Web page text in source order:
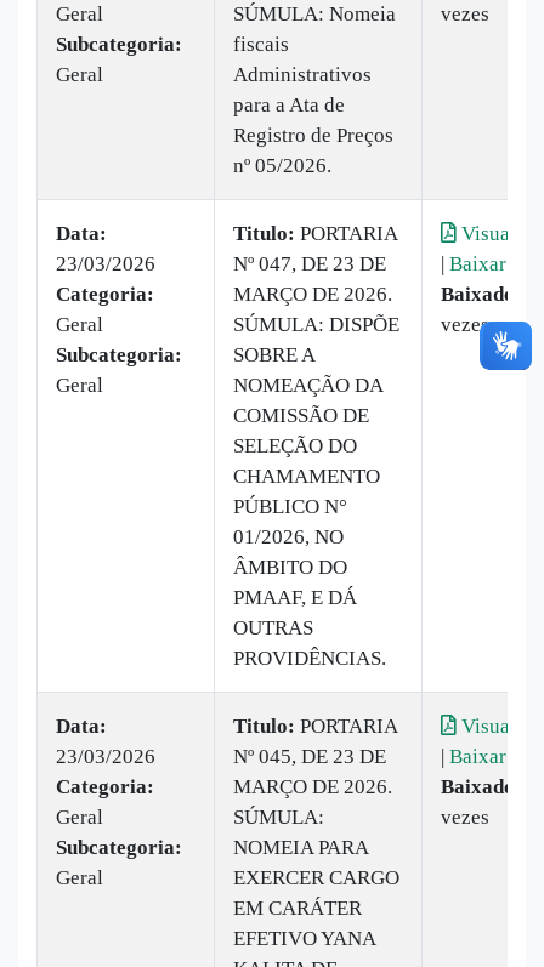
Geral
Subcategoria:
Geral
SÚMULA: Nomeia
fiscais
Administrativos
para a Ata de
Registro de Preços
nº 05/2026.
vezes
Data:
23/03/2026
Categoria:
Geral
Subcategoria:
Geral
Titulo: PORTARIA
Nº 047, DE 23 DE
MARÇO DE 2026.
SÚMULA: DISPÕE
SOBRE A
NOMEAÇÃO DA
COMISSÃO DE
SELEÇÃO DO
CHAMAMENTO
PÚBLICO N°
01/2026, NO
ÂMBITO DO
PMAAF, E DÁ
OUTRAS
PROVIDÊNCIAS.
| Baixar
Baixado:
vezes
Data:
23/03/2026
Categoria:
Geral
Subcategoria:
Geral
Titulo: PORTARIA
Nº 045, DE 23 DE
MARÇO DE 2026.
SÚMULA:
NOMEIA PARA
EXERCER CARGO
EM CARÁTER
EFETIVO YANA
| Baixar
Baixado:
vezes